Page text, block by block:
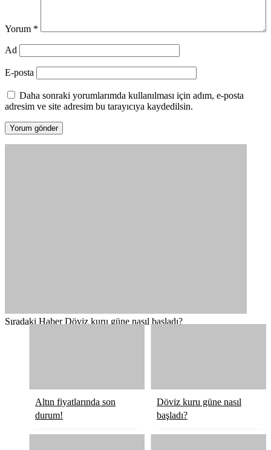
Yorum *
Ad
E-posta
Daha sonraki yorumlarımda kullanılması için adım, e-posta
adresim ve site adresim bu tarayıcıya kaydedilsin.
Sıradaki Haber Döviz kuru güne nasıl başladı?
Altın fiyatlarında son
durum!
Döviz kuru güne nasıl
başladı?